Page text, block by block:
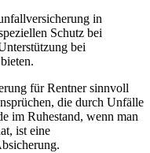
in
Schutz bei
bei
für Rentner sinnvoll
die durch Unfälle
im Ruhestand, wenn man
ist eine